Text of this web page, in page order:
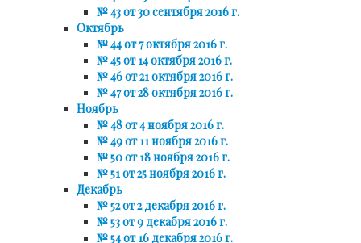
№ 43 от 30 сентября 2016 г.
Октябрь
№ 44 от 7 октября 2016 г.
№ 45 от 14 октября 2016 г.
№ 46 от 21 октября 2016 г.
№ 47 от 28 октября 2016 г.
Ноябрь
№ 48 от 4 ноября 2016 г.
№ 49 от 11 ноября 2016 г.
№ 50 от 18 ноября 2016 г.
№ 51 от 25 ноября 2016 г.
Декабрь
№ 52 от 2 декабря 2016 г.
№ 53 от 9 декабря 2016 г.
№ 54 от 16 декабря 2016 г.